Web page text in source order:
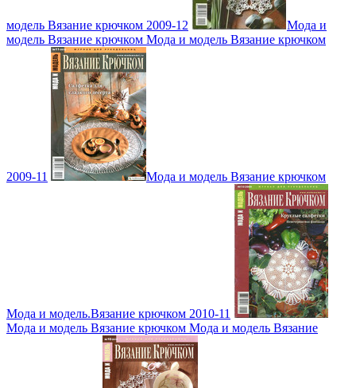
модель Вязание крючком 2009-12
Мода и
модель Вязание крючком Мода и модель Вязание крючком
2009-11 Мода и модель Вязание крючком
Мода и модель.Вязание крючком 2010-11
Мода и модель Вязание крючком Мода и модель Вязание